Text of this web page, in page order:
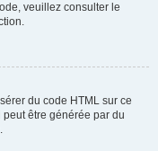
veuillez consulter le
du code HTML sur ce
être générée par du